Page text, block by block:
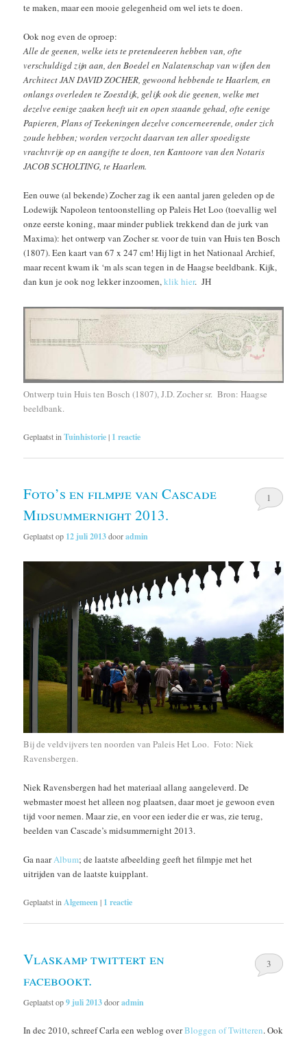
te maken, maar een mooie gelegenheid om wel iets te doen.
Ook nog even de oproep:
Alle de geenen, welke iets te pretendeeren hebben van, ofte
verschuldigd zijn aan, den Boedel en Nalatenschap van wijlen den
Architect JAN DAVID ZOCHER, gewoond hebbende te Haarlem, en
onlangs overleden te Zoestdijk, gelijk ook die geenen, welke met
dezelve eenige zaaken heeft uit en open staande gehad, ofte eenige
Papieren, Plans of Teekeningen dezelve concerneerende, onder zich
zoude hebben; worden verzocht daarvan ten aller spoedigste
vrachtvrije op en aangifte te doen, ten Kantoore van den Notaris
JACOB SCHOLTING, te Haarlem.
Een ouwe (al bekende) Zocher zag ik een aantal jaren geleden op de
Lodewijk Napoleon tentoonstelling op Paleis Het Loo (toevallig wel
onze eerste koning, maar minder publiek trekkend dan de jurk van
Maxima): het ontwerp van Zocher sr. voor de tuin van Huis ten Bosch
(1807). Een kaart van 67 x 247 cm! Hij ligt in het Nationaal Archief,
maar recent kwam ik ‘m als scan tegen in de Haagse beeldbank. Kijk,
dan kun je ook nog lekker inzoomen,klik hier. JH
Ontwerp tuin Huis ten Bosch (1807), J.D. Zocher sr. Bron: Haagse
beeldbank.
Geplaatst in Tuinhistorie| 1 reactie
Foto’s en filmpje van Cascade
Midsummernight 2013.
Geplaatst op 12 juli 2013dooradmin
1
Bij de veldvijvers ten noorden van Paleis Het Loo. Foto: Niek
Ravensbergen.
Niek Ravensbergen had het materiaal allang aangeleverd. De
webmaster moest het alleen nog plaatsen, daar moet je gewoon even
tijd voor nemen. Maar zie, en voor een ieder die er was, zie terug,
beelden van Cascade’s midsummernight 2013.
Ga naarAlbum; de laatste afbeelding geeft het filmpje met het
uitrijden van de laatste kuipplant.
Geplaatst in Algemeen | 1 reactie
Vlaskamp twittert en
facebookt.
Geplaatst op9 juli 2013dooradmin
3
In dec 2010, schreef Carla een weblog overBloggen of Twitteren. Ook